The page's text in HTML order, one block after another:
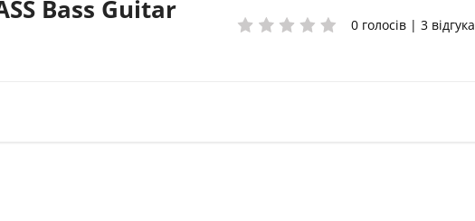
Bass Guitar 0 голосів | 3 відгука